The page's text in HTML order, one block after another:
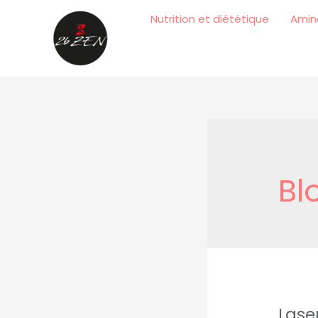
Nutrition et diététique